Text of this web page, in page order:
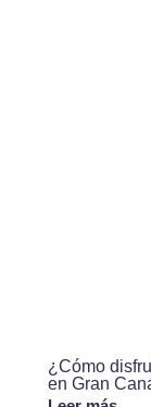
¿Cómo
en Gran